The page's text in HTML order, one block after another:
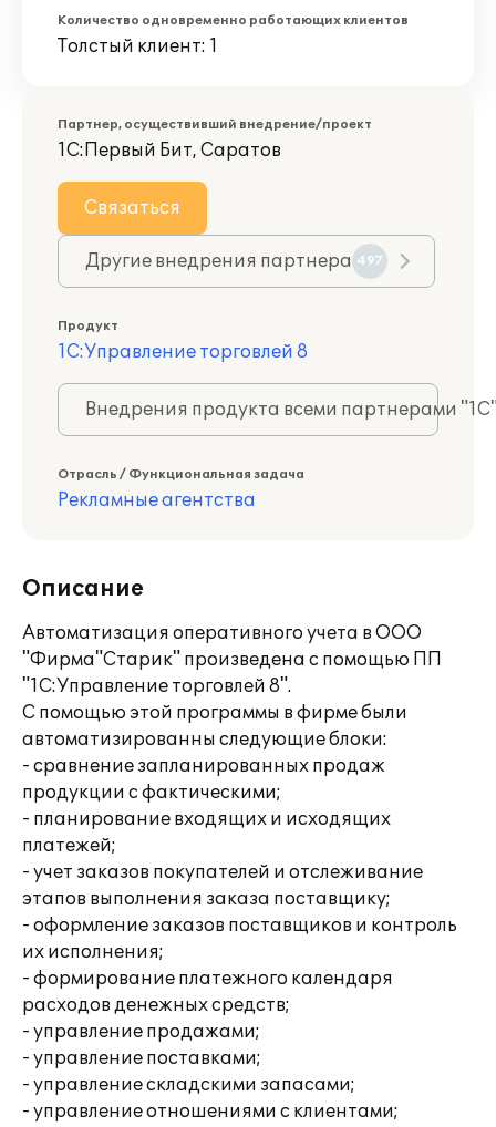
Количество одновременно работающих клиентов
Толстый клиент: 1
Партнер, осуществивший внедрение/проект
1С:Первый Бит, Саратов
Связаться
Другие внедрения партнера 497
Продукт
1С:Управление торговлей 8
Внедрения продукта всеми партнерами
Отрасль / Функциональная задача
Рекламные агентства
Описание
Автоматизация оперативного учета в ООО
"Фирма"Старик" произведена с помощью ПП
"1С:Управление торговлей 8".
С помощью этой программы в фирме были
автоматизированны следующие блоки:
- сравнение запланированных продаж
продукции с фактическими;
- планирование входящих и исходящих
платежей;
- учет заказов покупателей и отслеживание
этапов выполнения заказа поставщику;
- оформление заказов поставщиков и контроль
их исполнения;
- формирование платежного календаря
расходов денежных средств;
- управление продажами;
- управление поставками;
- управление складскими запасами;
- управление отношениями с клиентами;